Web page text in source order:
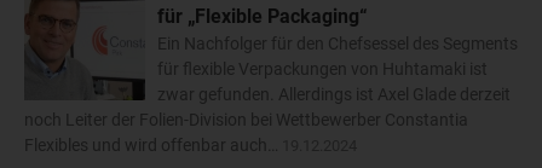
für „Flexible Packaging“
Ein Nachfolger für den Chefsessel des Segments
für flexible Verpackungen von Huhtamaki ist
zwar gefunden. Allerdings ist Axel Glade derzeit
noch Leiter der Folien-Division bei Wettbewerber Constantia
Flexibles und wird offenbar auch…